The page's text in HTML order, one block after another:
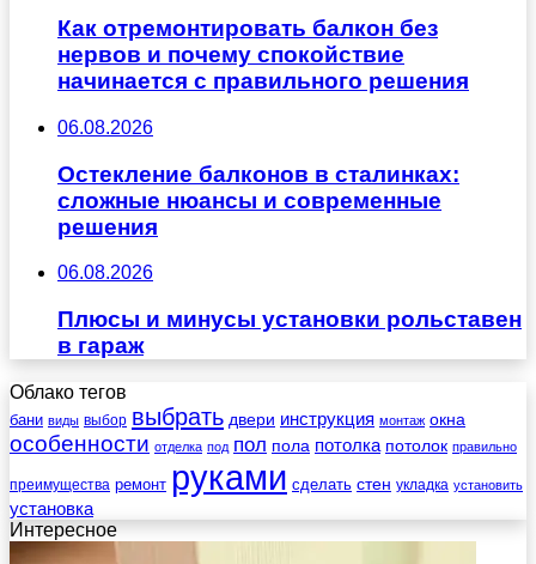
Как отремонтировать балкон без
нервов и почему спокойствие
начинается с правильного решения
06.08.2026
Остекление балконов в сталинках:
сложные нюансы и современные
решения
06.08.2026
Плюсы и минусы установки рольставен
в гараж
Облако тегов
бани виды выбор выбрать двери инструкция монтаж окна
особенности отделка под пол пола потолка потолок правильно
преимущества ремонт руками сделать стен укладка установить
установка
Интересное